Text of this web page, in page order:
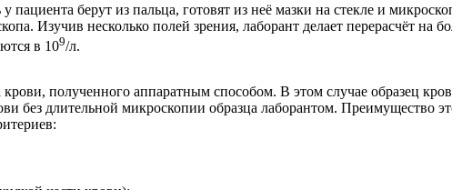
пациента берут из пальца, готовят из неё мазки на стекле и
Изучив несколько полей зрения, лаборант делает перерасчёт на
в 109/л.
полученного аппаратным способом. В этом случае образец
без длительной микроскопии образца лаборантом. Преимущество